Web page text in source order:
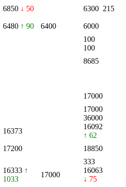
6850 ↓ 50 6300 215
6480 ↑ 90 6400
6000
100
100
8685
17000
17000
36000
16373
16092
↑ 62
17200
18850
333
16333 ↑
1033
17000
16063
↓ 75